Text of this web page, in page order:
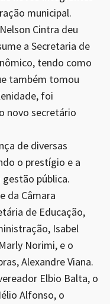
municipal.
Cintra deu
a Secretaria de
tendo como
também tomou
foi
novo secretário
de diversas
o prestígio e a
pública.
da Câmara
de Educação,
Isabel
Norimi, e o
Alexandre Viana.
Elbio Balta, o
Alfonso, o